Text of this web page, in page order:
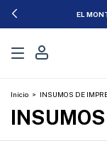
EL
Inicio > INSUMOS DE